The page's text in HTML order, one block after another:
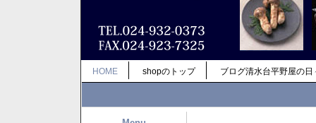
HOME shopのトップ ブログ清水台平野屋の日